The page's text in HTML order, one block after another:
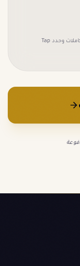
وحدد Tap